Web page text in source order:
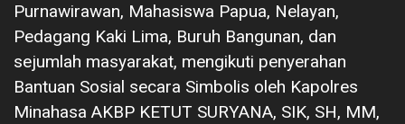
Purnawirawan, Mahasiswa Papua, Nelayan,
Pedagang Kaki Lima, Buruh Bangunan, dan
sejumlah masyarakat, mengikuti penyerahan
Bantuan Sosial secara Simbolis oleh Kapolres
Minahasa AKBP KETUT SURYANA, SIK, SH, MM,